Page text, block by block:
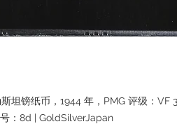
坦镑纸币，1944 年，PMG 评级：VF
：8d | GoldSilverJapan